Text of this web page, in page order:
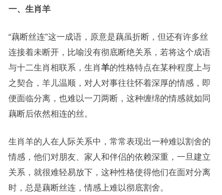
一、生肖羊
“藕断丝连”这一成语，原意是藕虽折断，但还有许多丝
连接着未断开，比喻没有彻底断绝关系，若将这个成语
与十二生肖相联系，生肖羊的性格特点在某种程度上与
之契合，羊儿温顺，对人对事往往怀着深厚的情感，即
便面临分离，也难以一刀两断，这种缠绵的情感就如同
藕断后依然相连的丝。
生肖羊的人在人际关系中，常常表现出一种难以割舍的
情感，他们对朋友、家人和伴侣的依赖深重，一旦建立
关系，就很难轻易放下，这种性格使得他们在面对分离
时，总是藕断丝连，情感上难以彻底割舍。